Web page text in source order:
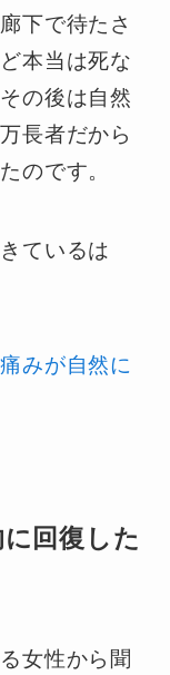
下で待たさ
本当は死な
の後は自然
長者だから
のです。
ているは
みが自然に
回復した
女性から聞